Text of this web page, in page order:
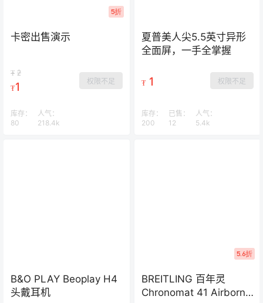
5折
卡密出售演示
₮ 2
₮1 权限不足
库存：
80
人气：
218.4k
夏普美人尖5.5英寸异形
全面屏，一手全掌握
₮ 1 权限不足
库存：
200
已售：
12
人气：
5.4k
B&O PLAY Beoplay H4
头戴耳机
5.6折
BREITLING 百年灵
Chronomat 41 Airborne